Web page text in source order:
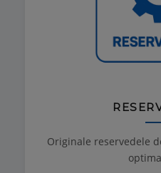
Originale reservedele